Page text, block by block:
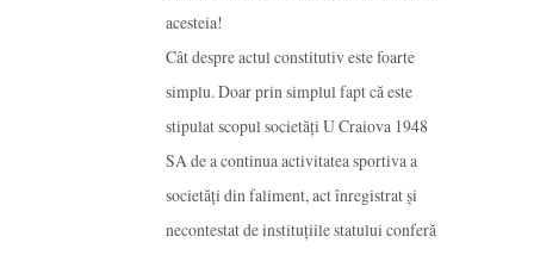
acesteia!
Cât despre actul constitutiv este foarte
simplu. Doar prin simplul fapt că este
stipulat scopul societăți U Craiova 1948
SA de a continua activitatea sportiva a
societăți din faliment, act înregistrat și
necontestat de instituțiile statului conferă